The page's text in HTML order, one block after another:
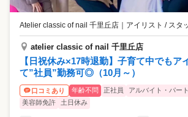
Atelier classic of nail 千里丘店 ｜ アイリスト / スタ
atelier classic of nail 千里丘店
【日祝休み×17時退勤】子育て中でもア
て”社員”勤務可◎（10月～）
口コミあり 年齢不問 正社員 アルバイト・パート
美容師免許
土日休み